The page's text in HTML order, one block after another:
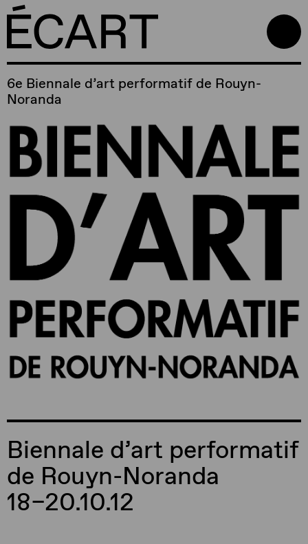
6e Biennale d’art performatif de Rouyn-
Noranda
Biennale d’art performatif
de Rouyn-Noranda
18–20.10.12